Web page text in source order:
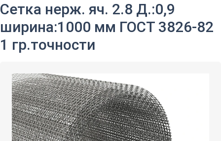
Сетка нерж. яч. 2.8 Д.:0,9
ширина:1000 мм ГОСТ 3826-82
1 гр.точности